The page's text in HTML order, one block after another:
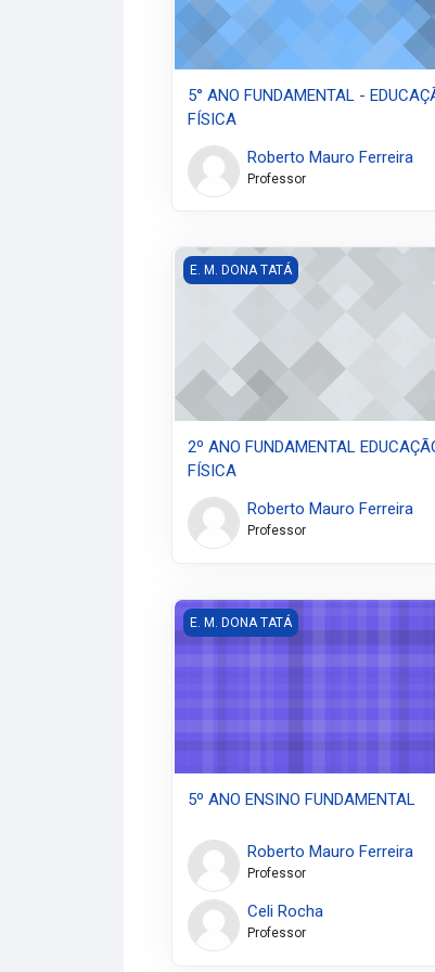
5° ANO FUNDAMENTAL -
FÍSICA
Roberto Mauro Ferreira
Professor
2º ANO FUNDAMENTAL EDUCAÇÃO
E. M. DONA TATÁ
2º ANO FUNDAMENTAL
FÍSICA
Roberto Mauro Ferreira
Professor
5º ANO ENSINO FUNDAMENTAL
E. M. DONA TATÁ
5º ANO ENSINO FUNDAMENTAL
Roberto Mauro Ferreira
Professor
Celi Rocha
Professor